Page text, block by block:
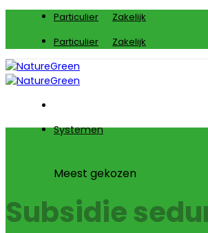
Particulier
Zakelijk
Particulier
Zakelijk
Systemen
Meest gekozen
Subsidie